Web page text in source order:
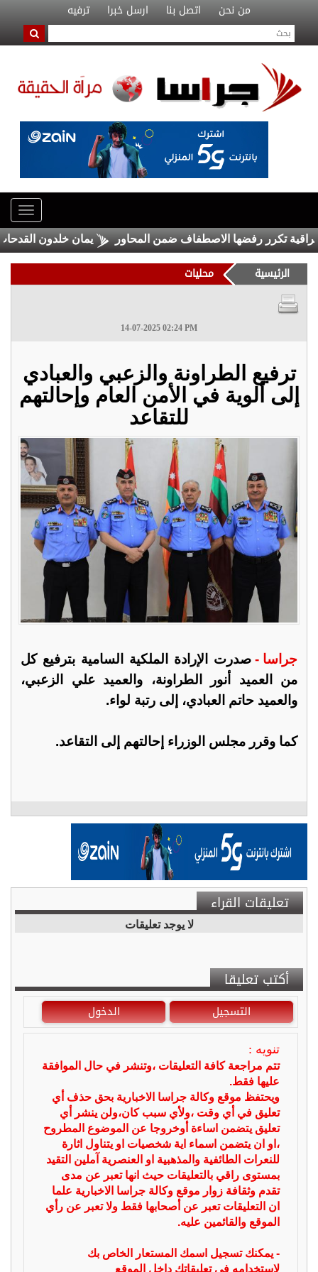
من نحن اتصل بنا ارسل خبرا ترفيه
تكرر رفضها الاصطفاف ضمن المحاور يمان خلدون القدحات
الرئيسية محليات
14-07-2025 02:24 PM
ترفيع الطراونة والزعبي والعبادي
إلى ألوية في الأمن العام وإحالتهم
للتقاعد
جراسا - صدرت الإرادة الملكية السامية بترفيع كل
من العميد أنور الطراونة، والعميد علي الزعبي،
والعميد حاتم العبادي، إلى رتبة لواء.
كما وقرر مجلس الوزراء إحالتهم إلى التقاعد.
تعليقات القراء
لا يوجد تعليقات
أكتب تعليقا
التسجيل الدخول
تنويه :
تتم مراجعة كافة التعليقات ،وتنشر في حال الموافقة
عليها فقط.
ويحتفظ موقع وكالة جراسا الاخبارية بحق حذف أي
تعليق في أي وقت ،ولأي سبب كان،ولن ينشر أي
تعليق يتضمن اساءة أوخروجا عن الموضوع المطروح
،او ان يتضمن اسماء اية شخصيات او يتناول اثارة
للنعرات الطائفية والمذهبية او العنصرية آملين التقيد
بمستوى راقي بالتعليقات حيث انها تعبر عن مدى
تقدم وثقافة زوار موقع وكالة جراسا الاخبارية علما
ان التعليقات تعبر عن أصحابها فقط ولا تعبر عن رأي
الموقع والقائمين عليه.
- يمكنك تسجيل اسمك المستعار الخاص بك
لإستخدامه في تعليقاتك داخل الموقع